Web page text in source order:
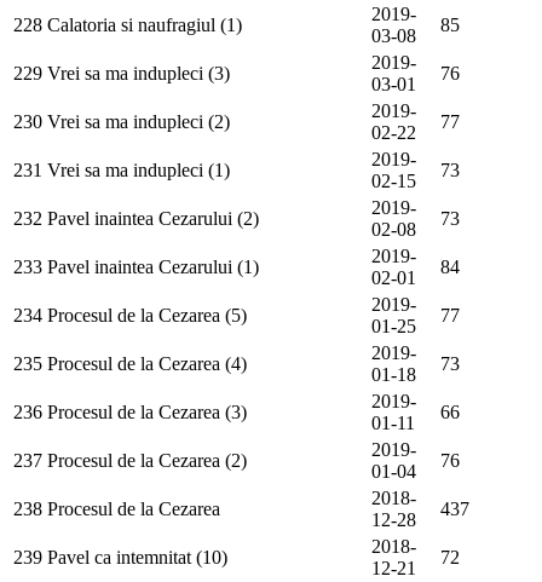
228 Calatoria si naufragiul (1)
2019-
03-08
85
229 Vrei sa ma indupleci (3)
2019-
03-01
76
230 Vrei sa ma indupleci (2)
2019-
02-22
77
231 Vrei sa ma indupleci (1)
2019-
02-15
73
232 Pavel inaintea Cezarului (2)
2019-
02-08
73
233 Pavel inaintea Cezarului (1)
2019-
02-01
84
234 Procesul de la Cezarea (5)
2019-
01-25
77
235 Procesul de la Cezarea (4)
2019-
01-18
73
236 Procesul de la Cezarea (3)
2019-
01-11
66
237 Procesul de la Cezarea (2)
2019-
01-04
76
238 Procesul de la Cezarea
2018-
12-28
437
239 Pavel ca intemnitat (10)
2018-
12-21
72